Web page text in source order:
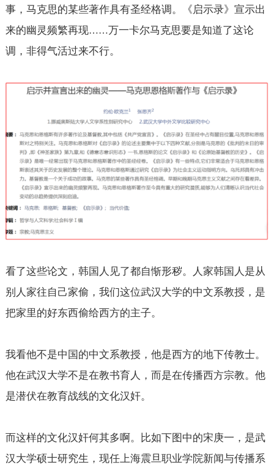
事，马克思的某些著作具有圣经格调。《启示录》宣示出
来的幽灵频繁再现……万一卡尔马克思要是知道了这论
调，非得气活过来不行。
看了这些论文，韩国人见了都自惭形秽。人家韩国人是从
别人家往自己家偷，我们这位武汉大学的中文系教授，是
把家里的好东西偷给西方的主子。
我看他不是中国的中文系教授，他是西方的地下传教士。
他在武汉大学不是在教书育人，而是在传播西方宗教。他
是潜伏在教育战线的文化汉奸。
而这样的文化汉奸何其多啊。比如下图中的宋庚一，是武
汉大学硕士研究生，现任上海震旦职业学院新闻与传播系